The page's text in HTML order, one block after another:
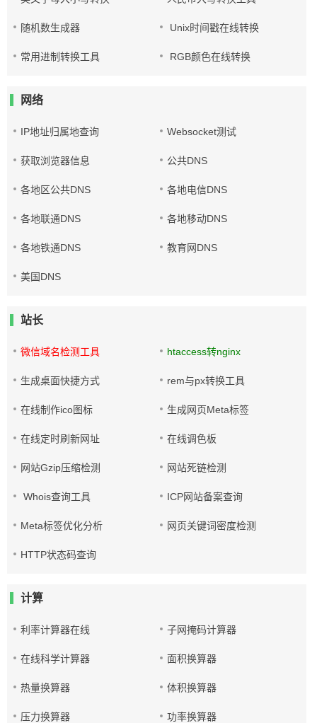
随机数生成器 Unix时间戳在线转换
常用进制转换工具 RGB颜色在线转换
网络
IP地址归属地查询 Websocket测试
获取浏览器信息 公共DNS
各地区公共DNS 各地电信DNS
各地联通DNS 各地移动DNS
各地铁通DNS 教育网DNS
美国DNS
站长
微信域名检测工具 htaccess转nginx
生成桌面快捷方式 rem与px转换工具
在线制作ico图标 生成网页Meta标签
在线定时刷新网址 在线调色板
网站Gzip压缩检测 网站死链检测
Whois查询工具 ICP网站备案查询
Meta标签优化分析 网页关键词密度检测
HTTP状态码查询
计算
利率计算器在线 子网掩码计算器
在线科学计算器 面积换算器
热量换算器 体积换算器
压力换算器 功率换算器